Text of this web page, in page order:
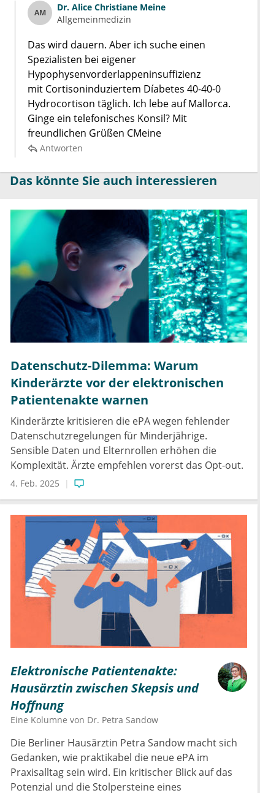
AM Dr. Alice Christiane Meine
Allgemeinmedizin
Das wird dauern. Aber ich suche einen
Spezialisten bei eigener
Hypophysenvorderlappeninsuffizienz
mit Cortisoninduziertem Díabetes 40-40-0
Hydrocortison täglich. Ich lebe auf Mallorca.
Ginge ein telefonisches Konsil? Mit
freundlichen Grüßen CMeine
Antworten
Das könnte Sie auch interessieren
Datenschutz-Dilemma: Warum
Kinderärzte vor der elektronischen
Patientenakte warnen
Kinderärzte kritisieren die ePA wegen fehlender
Datenschutzregelungen für Minderjährige.
Sensible Daten und Elternrollen erhöhen die
Komplexität. Ärzte empfehlen vorerst das Opt-out.
4. Feb. 2025
Elektronische Patientenakte:
Hausärztin zwischen Skepsis und
Hoffnung
Eine Kolumne von Dr. Petra Sandow
Die Berliner Hausärztin Petra Sandow macht sich
Gedanken, wie praktikabel die neue ePA im
Praxisalltag sein wird. Ein kritischer Blick auf das
Potenzial und die Stolpersteine eines